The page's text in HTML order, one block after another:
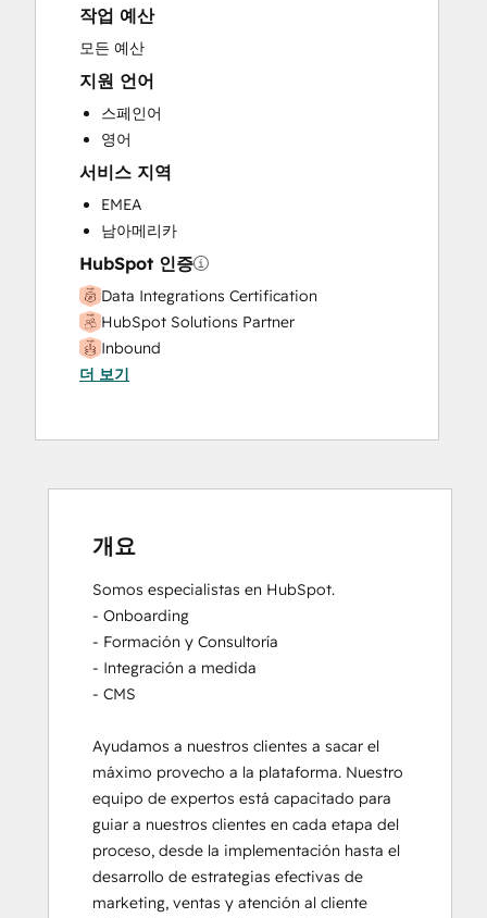
Website Development
Website Migration
작업 예산
모든 예산
지원 언어
스페인어
영어
서비스 지역
EMEA
남아메리카
HubSpot 인증
Data Integrations Certification
HubSpot Solutions Partner
Inbound
더 보기
개요
Somos especialistas en HubSpot.
- Onboarding
- Formación y Consultoría
- Integración a medida
- CMS
Ayudamos a nuestros clientes a sacar el
máximo provecho a la plataforma. Nuestro
equipo de expertos está capacitado para
guiar a nuestros clientes en cada etapa del
proceso, desde la implementación hasta el
desarrollo de estrategias efectivas de
marketing, ventas y atención al cliente